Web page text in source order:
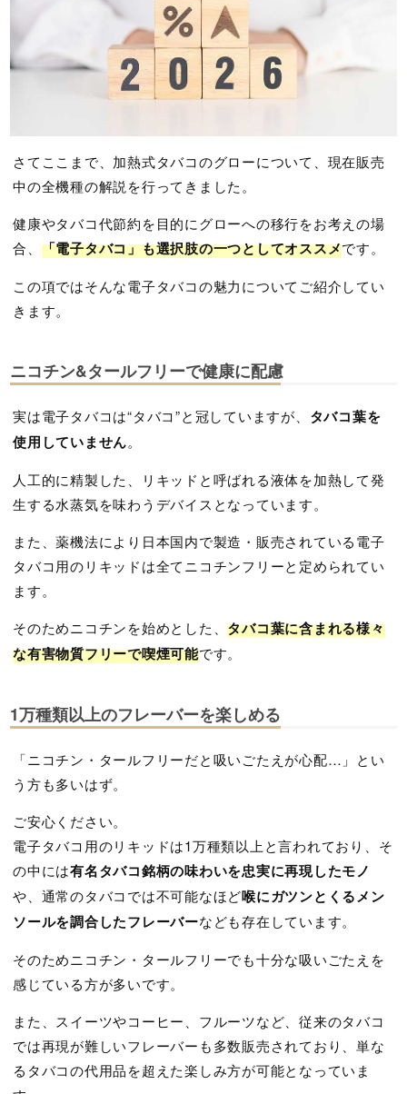
さてここまで、加熱式タバコのグローについて、現在販売
中の全機種の解説を行ってきました。
健康やタバコ代節約を目的にグローへの移行をお考えの場
合、 「電子タバコ」も選択肢の一つとしてオススメです。
この項ではそんな電子タバコの魅力についてご紹介してい
きます。
ニコチン&タールフリーで健康に配慮
実は電子タバコは“タバコ”と冠していますが、 タバコ葉を
使用していません。
人工的に精製した、リキッドと呼ばれる液体を加熱して発
生する水蒸気を味わうデバイスとなっています。
また、薬機法により日本国内で製造・販売されている電子
タバコ用のリキッドは全てニコチンフリーと定められてい
ます。
そのためニコチンを始めとした、タバコ葉に含まれる様々
な有害物質フリーで喫煙可能です。
1万種類以上のフレーバーを楽しめる
「ニコチン・タールフリーだと吸いごたえが心配…」とい
う方も多いはず。
ご安心ください。
電子タバコ用のリキッドは1万種類以上と言われており、そ
の中には有名タバコ銘柄の味わいを忠実に再現したモノ
や、通常のタバコでは不可能なほど喉にガツンとくるメン
ソールを調合したフレーバーなども存在しています。
そのためニコチン・タールフリーでも十分な吸いごたえを
感じている方が多いです。
また、スイーツやコーヒー、フルーツなど、従来のタバコ
では再現が難しいフレーバーも多数販売されており、単な
るタバコの代用品を超えた楽しみ方が可能となっていま